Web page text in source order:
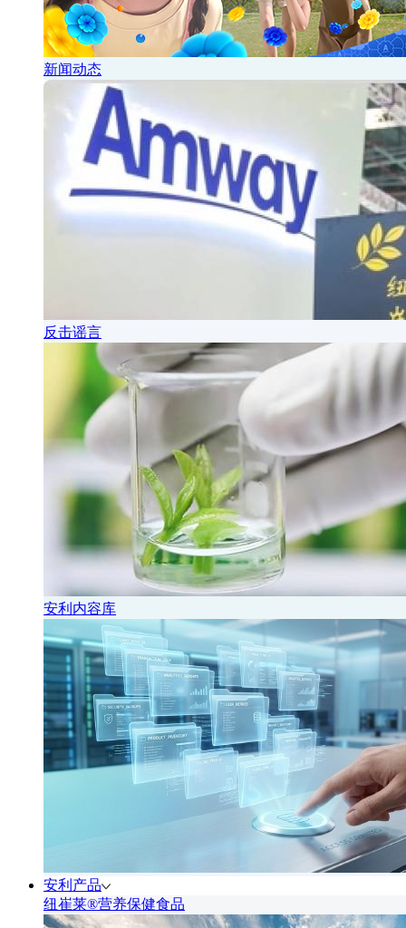
新闻动态
反击谣言
安利内容库
安利产品
纽崔莱®营养保健食品